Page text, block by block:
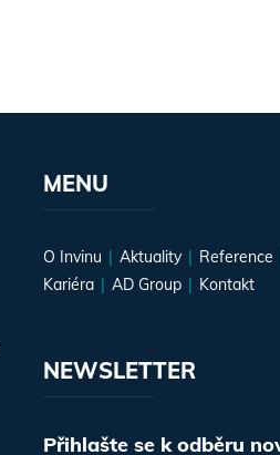
MENU
O Invinu Aktuality
Reference
Kariéra
AD Group Kontakt
NEWSLETTER
Přihlašte se k odběru